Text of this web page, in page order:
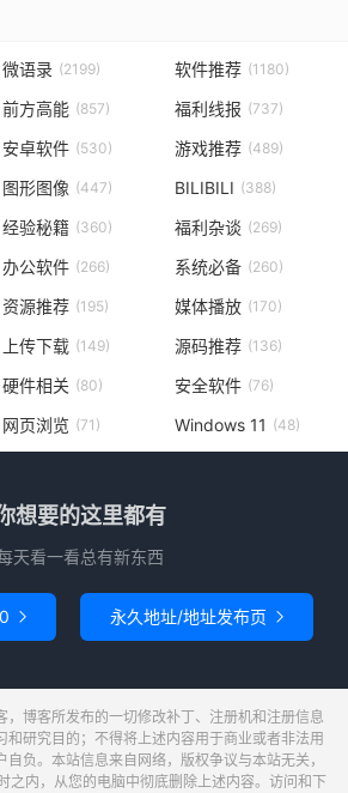
微语录 (2199) 软件推荐 (1180)
前方高能 (857) 福利线报 (737)
安卓软件 (530) 游戏推荐 (489)
图形图像 (447) BILIBILI (388)
经验秘籍 (360) 福利杂谈 (269)
办公软件 (266) 系统必备 (260)
资源推荐 (195) 媒体播放 (170)
上传下载 (149) 源码推荐 (136)
硬件相关 (80) 安全软件 (76)
网页浏览 (71) Windows 11 (48)
想要的这里都有
天看一看总有新东西
 永久地址/地址发布页 
，博客所发布的一切修改补丁、注册机和注册信息
和研究目的；不得将上述内容用于商业或者非法用
负。本站信息来自网络，版权争议与本站无关，
之内，从您的电脑中彻底删除上述内容。访问和下